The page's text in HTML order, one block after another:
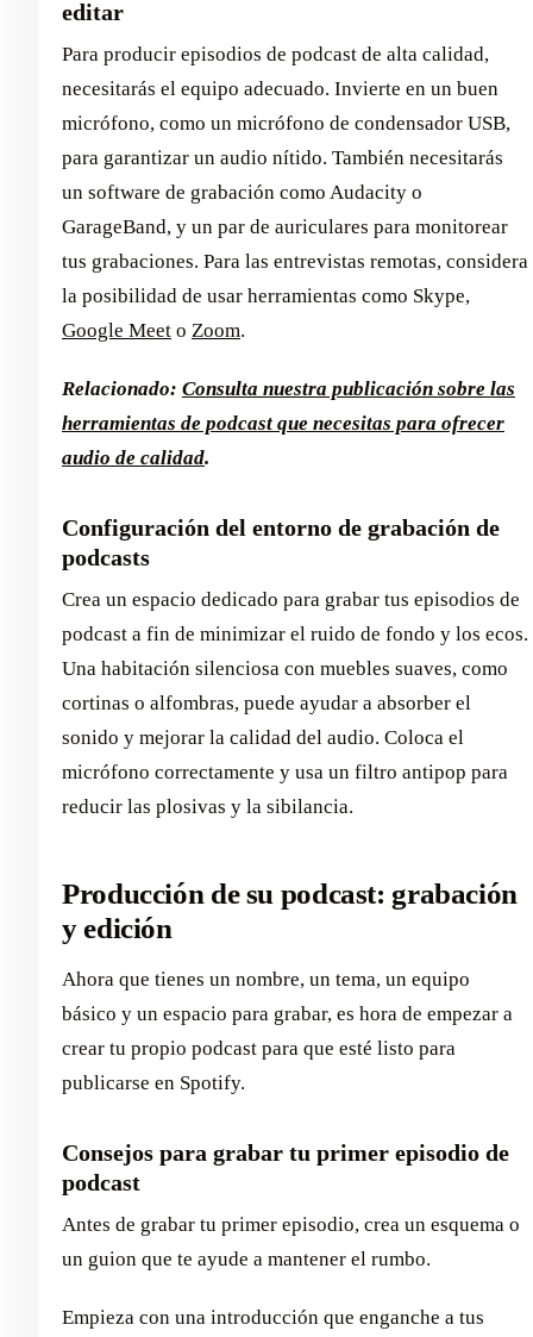
editar
Para producir episodios de podcast de alta calidad,
necesitarás el equipo adecuado. Invierte en un buen
micrófono, como un micrófono de condensador USB,
para garantizar un audio nítido. También necesitarás
un software de grabación como Audacity o
GarageBand, y un par de auriculares para monitorear
tus grabaciones. Para las entrevistas remotas, considera
la posibilidad de usar herramientas como Skype,
Google Meet o Zoom.
Relacionado: Consulta nuestra publicación sobre las
herramientas de podcast que necesitas para ofrecer
audio de calidad.
Configuración del entorno de grabación de
podcasts
Crea un espacio dedicado para grabar tus episodios de
podcast a fin de minimizar el ruido de fondo y los ecos.
Una habitación silenciosa con muebles suaves, como
cortinas o alfombras, puede ayudar a absorber el
sonido y mejorar la calidad del audio. Coloca el
micrófono correctamente y usa un filtro antipop para
reducir las plosivas y la sibilancia.
Producción de su podcast: grabación
y edición
Ahora que tienes un nombre, un tema, un equipo
básico y un espacio para grabar, es hora de empezar a
crear tu propio podcast para que esté listo para
publicarse en Spotify.
Consejos para grabar tu primer episodio de
podcast
Antes de grabar tu primer episodio, crea un esquema o
un guion que te ayude a mantener el rumbo.
Empieza con una introducción que enganche a tus